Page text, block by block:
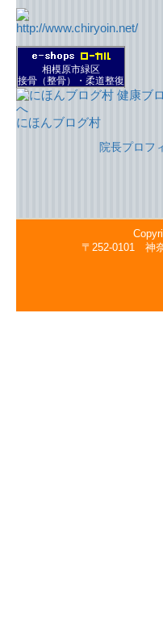
相模原市緑区
接骨（整骨）・柔道整復
にほんブログ村
院長プロフ
〒252-0101 神